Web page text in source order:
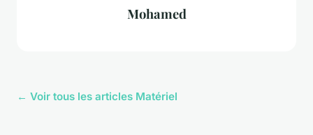
Mohamed
← Voir tous les articles Matériel